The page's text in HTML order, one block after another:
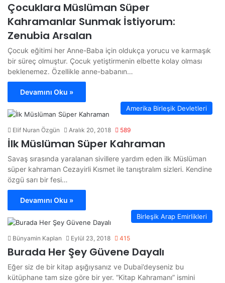
Çocuklara Müslüman Süper
Kahramanlar Sunmak İstiyorum:
Zenubia Arsalan
Çocuk eğitimi her Anne-Baba için oldukça yorucu ve karmaşık
bir süreç olmuştur. Çocuk yetiştirmenin elbette kolay olması
beklenemez. Özellikle anne-babanın…
Devamını Oku »
Amerika Birleşik Devletleri
Elif Nuran Özgün Aralık 20, 2018 589
İlk Müslüman Süper Kahraman
Savaş sırasında yaralanan sivillere yardım eden ilk Müslüman
süper kahraman Cezayirli Kısmet ile tanıştıralım sizleri. Kendine
özgü sarı bir fesi…
Devamını Oku »
Birleşik Arap Emirlikleri
Bünyamin Kaplan Eylül 23, 2018 415
Burada Her Şey Güvene Dayalı
Eğer siz de bir kitap aşığıysanız ve Dubai’deyseniz bu
kütüphane tam size göre bir yer. “Kitap Kahramanı” ismini